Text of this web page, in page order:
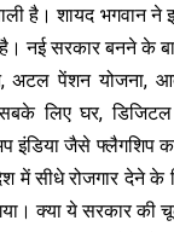
है। शायद भगवान ने
नई सरकार बनने के
अटल पेंशन योजना,
लिए घर, डिजिटल
इंडिया जैसे फ्लैगशिप
में सीधे रोजगार देने के
क्या ये सरकार की